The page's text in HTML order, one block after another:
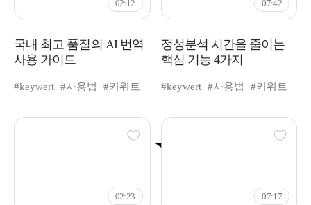
02:12
국내 최고 품질의 AI 번역
사용 가이드
#keywert #사용법 #키워트
07:42
정성분석 시간을 줄이는
핵심 기능 4가지
#keywert #사용법 #키워트
02:23 07:17